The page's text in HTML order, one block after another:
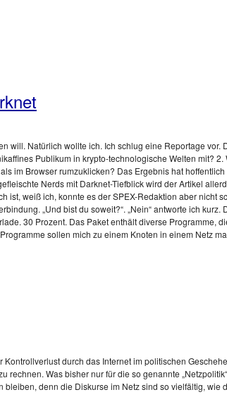
will. Natürlich wollte ich. Ich schlug eine Reportage vor.
Publikum in krypto-technologische Welten mit? 2.
im Browser rumzuklicken? Das Ergebnis hat
Nerds mit Darknet-Tiefblick wird der Artikel
ist, weiß ich, konnte es der SPEX-Redaktion aber nicht
„Und bist du soweit?“. „Nein“ antworte ich kurz.
30 Prozent. Das Paket enthält diverse Programme,
sollen mich zu einem Knoten in einem Netz
durch das Internet im politischen
Was bisher nur für die so genannte
denn die Diskurse im Netz sind so vielfältig, wie